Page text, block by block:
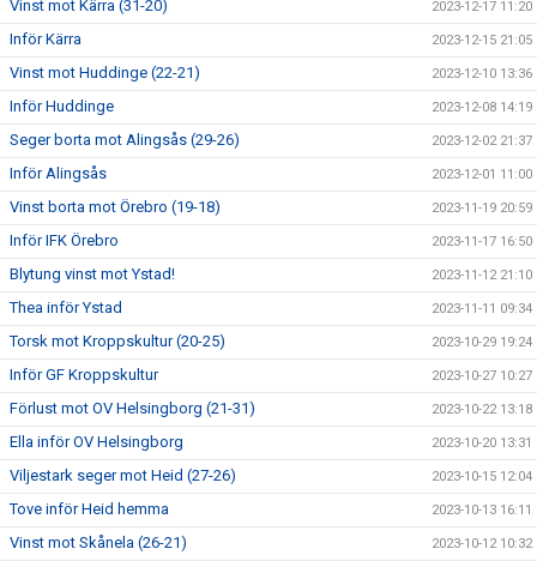
Vinst mot Kärra (31-20) 2023-12-17 11:20
Inför Kärra 2023-12-15 21:05
Vinst mot Huddinge (22-21) 2023-12-10 13:36
Inför Huddinge 2023-12-08 14:19
Seger borta mot Alingsås (29-26) 2023-12-02 21:37
Inför Alingsås 2023-12-01 11:00
Vinst borta mot Örebro (19-18) 2023-11-19 20:59
Inför IFK Örebro 2023-11-17 16:50
Blytung vinst mot Ystad! 2023-11-12 21:10
Thea inför Ystad 2023-11-11 09:34
Torsk mot Kroppskultur (20-25) 2023-10-29 19:24
Inför GF Kroppskultur 2023-10-27 10:27
Förlust mot OV Helsingborg (21-31) 2023-10-22 13:18
Ella inför OV Helsingborg 2023-10-20 13:31
Viljestark seger mot Heid (27-26) 2023-10-15 12:04
Tove inför Heid hemma 2023-10-13 16:11
Vinst mot Skånela (26-21) 2023-10-12 10:32